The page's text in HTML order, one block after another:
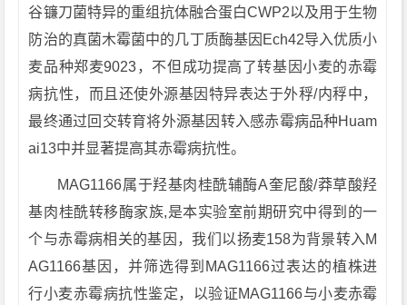
谷镰刀菌特异的重组抗体融合蛋白CWP2以及用于生物
防治的真菌木霉菌中的几丁质酶基因Ech42导入优质小
麦品种郑麦9023，不但成功提高了转基因小麦的赤霉
病抗性，而且还使外源基因特异表达于外稃/内稃中，
最终通过回交转育将外源基因转入感赤霉病品种Huam
ai13中并显著提高其赤霉病抗性。
MAG1166属于羟基肉桂酰辅酶A奎尼酸/莽草酸羟
基肉桂酰转移酶家族,是本实验室前期研究中得到的一
个与赤霉病相关的基因，我们以扬麦158为背景转入M
AG1166基因，并筛选得到MAG1166过表达的植株进
行小麦赤霉病抗性鉴定，以验证MAG1166与小麦赤霉